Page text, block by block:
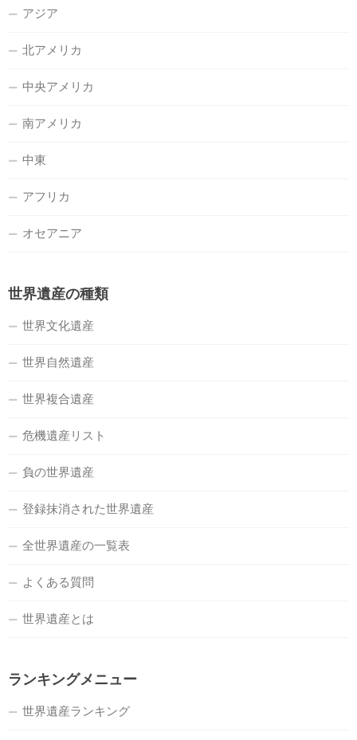
アジア
北アメリカ
中央アメリカ
南アメリカ
中東
アフリカ
オセアニア
世界遺産の種類
世界文化遺産
世界自然遺産
世界複合遺産
危機遺産リスト
負の世界遺産
登録抹消された世界遺産
全世界遺産の一覧表
よくある質問
世界遺産とは
ランキングメニュー
世界遺産ランキング